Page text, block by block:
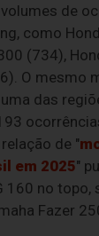
de
como
(734),
O mesmo
das
de "
em 2025"
160 no topo,
Fazer